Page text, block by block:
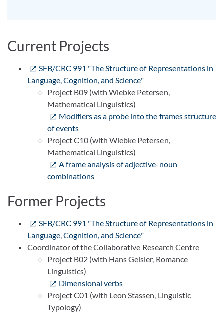
Current Projects
SFB/CRC 991 "The Structure of Representations in
Language, Cognition, and Science"
Project B09 (with Wiebke Petersen,
Mathematical Linguistics)
Modifiers as a probe into the frames structure
of events
Project C10 (with Wiebke Petersen,
Mathematical Linguistics)
A frame analysis of adjective-noun
combinations
Former Projects
SFB/CRC 991 "The Structure of Representations in
Language, Cognition, and Science"
Coordinator of the Collaborative Research Centre
Project B02 (with Hans Geisler, Romance
Linguistics)
Dimensional verbs
Project C01 (with Leon Stassen, Linguistic
Typology)